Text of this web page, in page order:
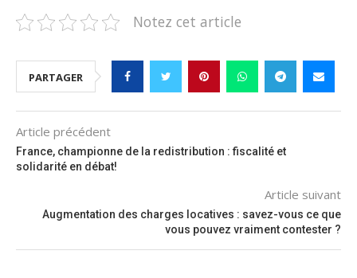
Notez cet article
PARTAGER
Article précédent
France, championne de la redistribution : fiscalité et
solidarité en débat!
Article suivant
Augmentation des charges locatives : savez-vous ce que
vous pouvez vraiment contester ?